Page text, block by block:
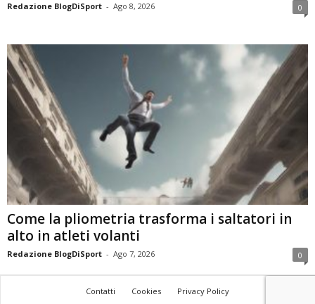
Redazione BlogDiSport - Ago 8, 2026 0
Come la pliometria trasforma i saltatori in
alto in atleti volanti
Redazione BlogDiSport - Ago 7, 2026 0
Contatti Cookies Privacy Policy